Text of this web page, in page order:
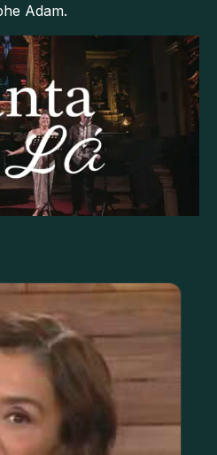
Adam.